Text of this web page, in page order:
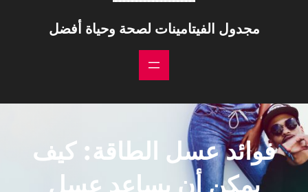
مجدول الفيتامينات لصحة وحياة أفضل
فوائد عسل الطاقة: كيف
يمكن أن يساعد عسل